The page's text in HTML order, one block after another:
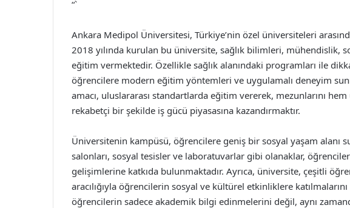
“`
Ankara Medipol Üniversitesi, Türkiye’nin özel üniversiteleri
2018 yılında kurulan bu üniversite, sağlık bilimleri, mühendislik,
eğitim vermektedir. Özellikle sağlık alanındaki programları ile
öğrencilere modern eğitim yöntemleri ve uygulamalı deneyim
amacı, uluslararası standartlarda eğitim vererek, mezunlarını
rekabetçi bir şekilde iş gücü piyasasına kazandırmaktır.
Üniversitenin kampüsü, öğrencilere geniş bir sosyal yaşam alanı
salonları, sosyal tesisler ve laboratuvarlar gibi olanaklar,
gelişimlerine katkıda bulunmaktadır. Ayrıca, üniversite, çeşitli
aracılığıyla öğrencilerin sosyal ve kültürel etkinliklere
öğrencilerin sadece akademik bilgi edinmelerini değil, aynı